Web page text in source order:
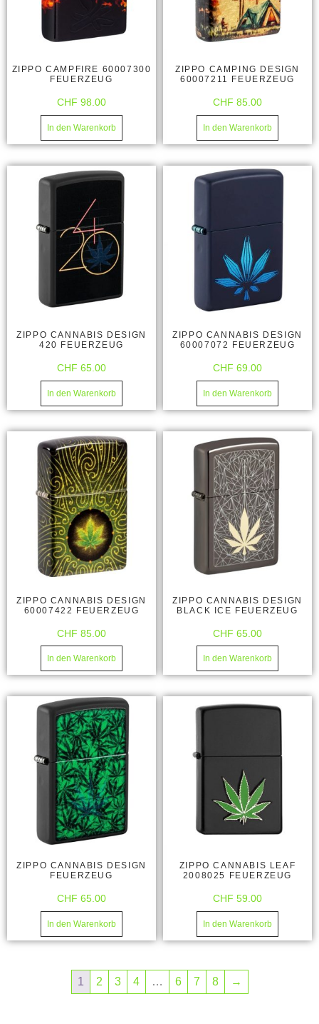
ZIPPO CAMPFIRE 60007300
FEUERZEUG
CHF 98.00
In den Warenkorb
ZIPPO CAMPING DESIGN
60007211 FEUERZEUG
CHF 85.00
In den Warenkorb
ZIPPO CANNABIS DESIGN
420 FEUERZEUG
CHF 65.00
In den Warenkorb
ZIPPO CANNABIS DESIGN
60007072 FEUERZEUG
CHF 69.00
In den Warenkorb
ZIPPO CANNABIS DESIGN
60007422 FEUERZEUG
CHF 85.00
In den Warenkorb
ZIPPO CANNABIS DESIGN
BLACK ICE FEUERZEUG
CHF 65.00
In den Warenkorb
ZIPPO CANNABIS DESIGN
FEUERZEUG
CHF 65.00
In den Warenkorb
ZIPPO CANNABIS LEAF
2008025 FEUERZEUG
CHF 59.00
In den Warenkorb
1 2 3 4 … 6 7 8 →